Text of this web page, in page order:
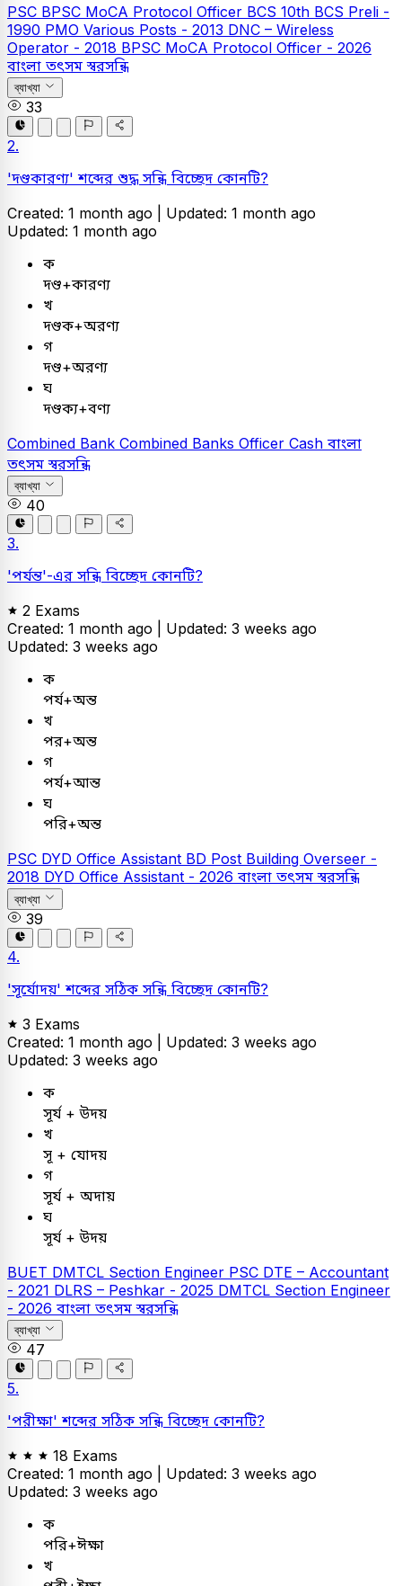
PSC BPSC MoCA Protocol Officer BCS 10th BCS Preli -
1990 PMO Various Posts - 2013 DNC – Wireless
Operator - 2018 BPSC MoCA Protocol Officer - 2026
বাংলা তৎসম স্বরসন্ধি
ব্যাখ্যা
33
2.
'দণ্ডকারণ্য' শব্দের শুদ্ধ সন্ধি বিচ্ছেদ কোনটি?
Created: 1 month ago | Updated: 1 month ago
Updated: 1 month ago
ক
দণ্ড+কারণ্য
খ
দণ্ডক+অরণ্য
গ
দণ্ড+অরণ্য
ঘ
দণ্ডক্য+বণ্য
Combined Bank Combined Banks Officer Cash বাংলা
তৎসম স্বরসন্ধি
ব্যাখ্যা
40
3.
'পর্যন্ত'-এর সন্ধি বিচ্ছেদ কোনটি?
2 Exams
Created: 1 month ago | Updated: 3 weeks ago
Updated: 3 weeks ago
ক
পর্য+অন্ত
খ
পর+অন্ত
গ
পর্য+আন্ত
ঘ
পরি+অন্ত
PSC DYD Office Assistant BD Post Building Overseer -
2018 DYD Office Assistant - 2026 বাংলা তৎসম স্বরসন্ধি
ব্যাখ্যা
39
4.
'সূর্যোদয়' শব্দের সঠিক সন্ধি বিচ্ছেদ কোনটি?
3 Exams
Created: 1 month ago | Updated: 3 weeks ago
Updated: 3 weeks ago
ক
সূর্য + উদয়
খ
সূ + যোদয়
গ
সূর্য + অদায়
ঘ
সূর্য + উদয়
BUET DMTCL Section Engineer PSC DTE – Accountant
- 2021 DLRS – Peshkar - 2025 DMTCL Section Engineer
- 2026 বাংলা তৎসম স্বরসন্ধি
ব্যাখ্যা
47
5.
'পরীক্ষা' শব্দের সঠিক সন্ধি বিচ্ছেদ কোনটি?
18 Exams
Created: 1 month ago | Updated: 3 weeks ago
Updated: 3 weeks ago
ক
পরি+ঈক্ষা
খ